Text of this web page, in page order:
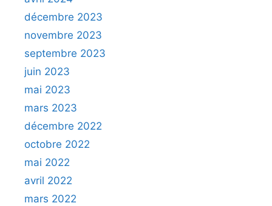
décembre 2023
novembre 2023
septembre 2023
juin 2023
mai 2023
mars 2023
décembre 2022
octobre 2022
mai 2022
avril 2022
mars 2022